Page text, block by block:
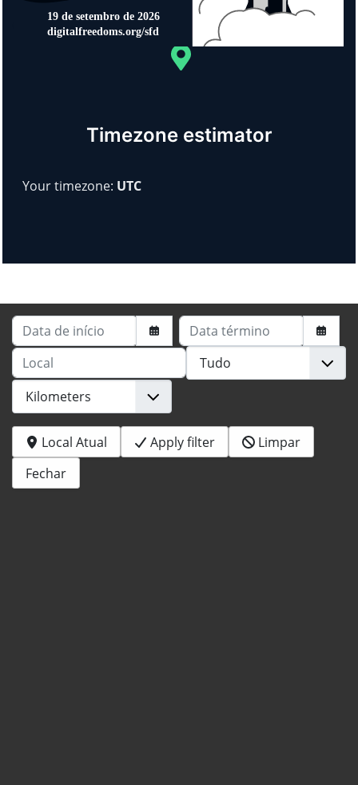
© OpenStreetMap
Timezone estimator
Your timezone: UTC
Data de início
Data término
Local
Local Atual Apply filter
Limpar
Fechar